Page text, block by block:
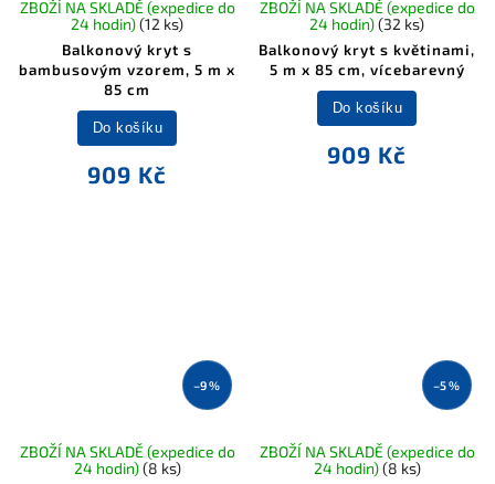
Balkonový kryt s
bambusovým vzorem, 5 m x
85 cm
ZBOŽÍ NA SKLADĚ (expedice do
24 hodin)(12 ks)
909 Kč
Do košíku
Balkonový kryt s květinami,
5 m x 85 cm, vícebarevný
ZBOŽÍ NA SKLADĚ (expedice do
24 hodin)(32 ks)
909 Kč
Do košíku
–9 %
ZBOŽÍ NA SKLADĚ (expedice do
24 hodin)(8 ks)
–5 %
ZBOŽÍ NA SKLADĚ (expedice do
24 hodin)(8 ks)